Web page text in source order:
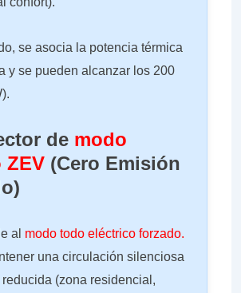
se asocia la potencia térmica
y se pueden alcanzar los 200
de modo
ZEV (Cero Emisión
al modo todo eléctrico forzado.
una circulación silenciosa
(zona residencial,